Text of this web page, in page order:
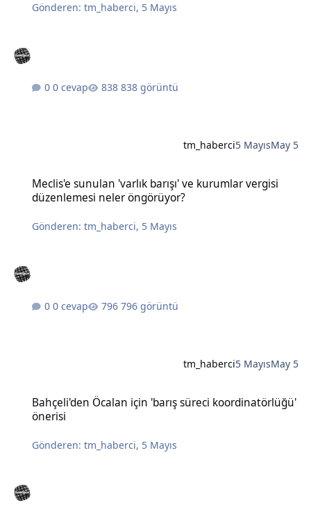
Gönderen:tm_haberci, 5 Mayıs
0 cevap 838 görüntü
tm_haberci5 MayısMay 5
Meclis'e sunulan 'varlık barışı' ve kurumlar vergisi
düzenlemesi neler öngörüyor?
Gönderen:tm_haberci, 5 Mayıs
0 cevap 796 görüntü
tm_haberci5 MayısMay 5
Bahçeli'den Öcalan için 'barış süreci koordinatörlüğü'
önerisi
Gönderen:tm_haberci, 5 Mayıs